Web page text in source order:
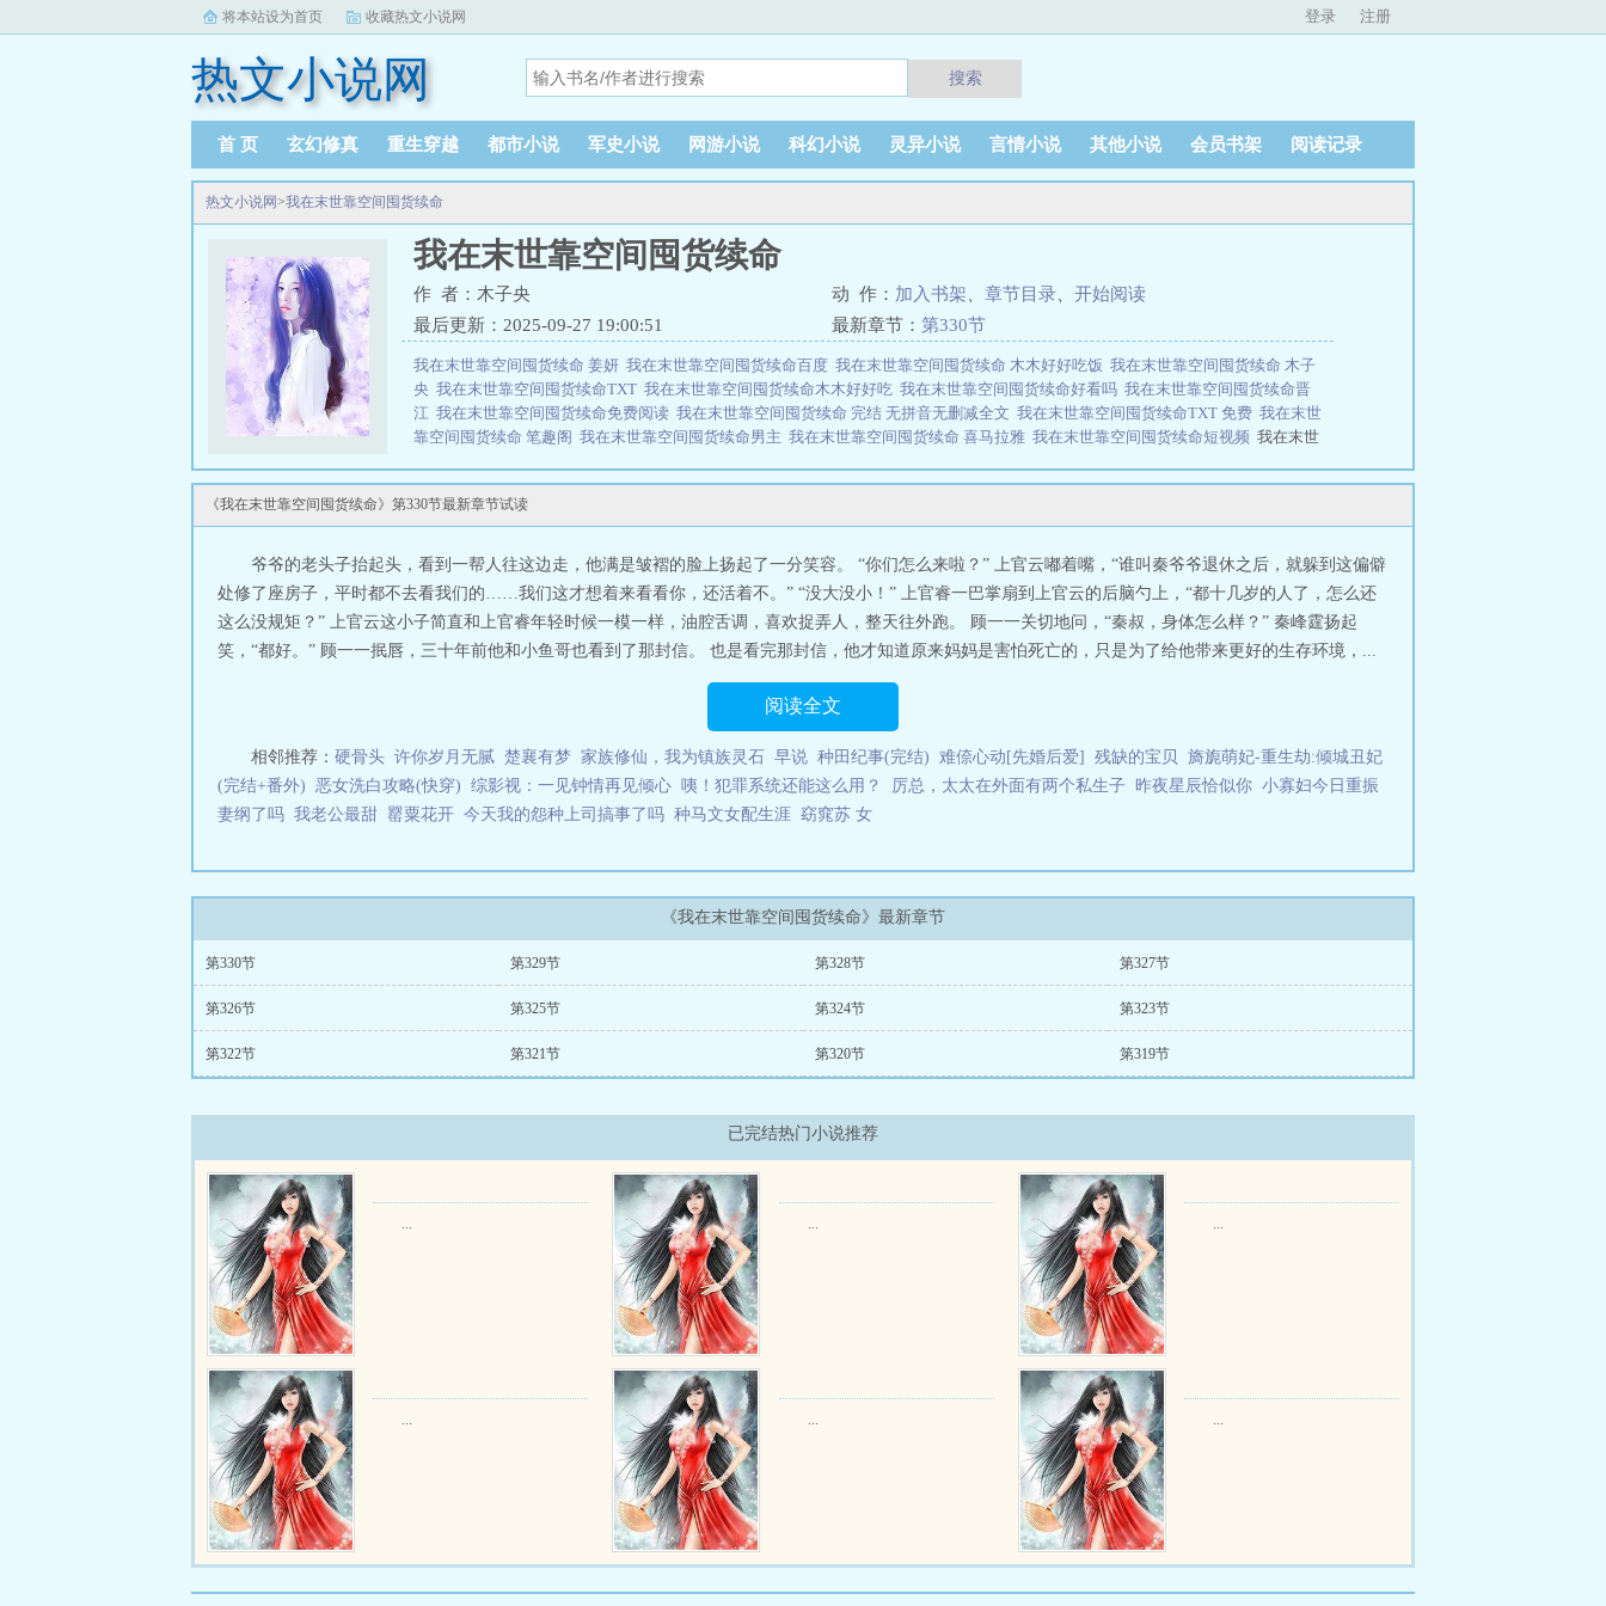
将本站设为首页 收藏热文小说网 登录 注册
热文小说网 搜索
首 页 玄幻修真 重生穿越 都市小说 军史小说 网游小说 科幻小说 灵异小说 言情小说 其他小说 会员书架 阅读记录
热文小说网>我在末世靠空间囤货续命
我在末世靠空间囤货续命
作 者：木子央 动 作： 加入书架 章节目录
开始阅读
最后更新：2025-09-27 19:00:51
最新章节： 第330节
我在末世靠空间囤货续命 姜妍 我在末世靠空间囤货续命百度 我在末世靠空间囤货续命 木木好好吃饭 我在末世靠空间囤货续命 木子
央 我在末世靠空间囤货续命TXT 我在末世靠空间囤货续命木木好好吃 我在末世靠空间囤货续命好看吗 我在末世靠空间囤货续命晋
江 我在末世靠空间囤货续命免费阅读 我在末世靠空间囤货续命 完结 无拼音无删减全文 我在末世靠空间囤货续命TXT 免费 我在末世
靠空间囤货续命 笔趣阁 我在末世靠空间囤货续命男主 我在末世靠空间囤货续命 喜马拉雅 我在末世靠空间囤货续命短视频 我在末世
三秒记住本站：热文小说网 网址：www.rewenxs.cc我在末世靠空间囤货续命
《我在末世靠空间囤货续命》第330节最新章节试读
爷爷的老头子抬起头，看到一帮人往这边走，他满是皱褶的脸上扬起了一分笑容。 “你们怎么来啦？” 上官云嘟着嘴，“谁叫秦爷爷退休之后，就躲到这偏僻
处修了座房子，平时都不去看我们的……我们这才想着来看看你，还活着不。” “没大没小！” 上官睿一巴掌扇到上官云的后脑勺上，“都十几岁的人了，怎么还
这么没规矩？” 上官云这小子简直和上官睿年轻时候一模一样，油腔舌调，喜欢捉弄人，整天往外跑。 顾一一关切地问，“秦叔，身体怎么样？” 秦峰霆扬起
笑，“都好。” 顾一一抿唇，三十年前他和小鱼哥也看到了那封信。 也是看完那封信，他才知道原来妈妈是害怕死亡的，只是为了给他带来更好的生存环境，...
阅读全文
相邻推荐： 硬骨头 许你岁月无腻 楚襄有梦 家族修仙，我为镇族灵石 早说 种田纪事(完结) 难倷心动[先婚后爱] 残缺的宝贝
旖旎萌妃-重生劫:倾城丑妃
(完结+番外) 恶女洗白攻略(快穿) 综影视：一见钟情再见倾心 咦！犯罪系统还能这么用？ 厉总，太太在外面有两个私生子 昨夜星辰恰似你 小寡妇今日重振
妻纲了吗 我老公最甜 罂粟花开 今天我的怨种上司搞事了吗 种马文女配生涯 窈窕苏 女
《我在末世靠空间囤货续命》最新章节
第330节 第329节 第328节 第327节
第326节 第325节 第324节 第323节
第322节 第321节 第320节 第319节
已完结热门小说推荐
... ... ...
... ... ...